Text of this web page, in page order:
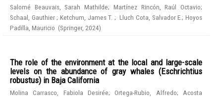
Salomé Beauvais, Sarah Mathilde; Martínez Rincón, Raúl Octavio;
Schaal, Gauthier;Ketchum, James T.; Lluch Cota, Salvador E.;Hoyos
Padilla, Mauricio (Springer, 2024)
The role of the environment at the local and large-scale
levels on the abundance of gray whales (Eschrichtius
robustus) in Baja California
Molina Carrasco, Fabiola Desirée;Ortega-Rubio, Alfredo; Acosta